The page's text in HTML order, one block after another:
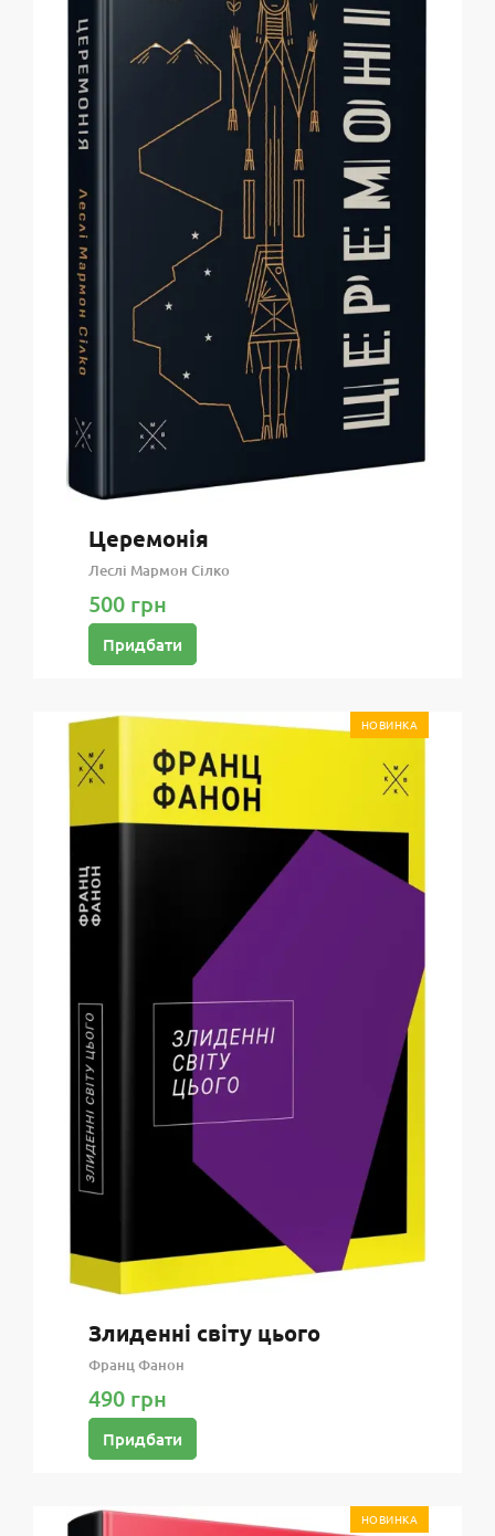
Церемонія
Леслі Мармон Сілко
500 грн
Придбати
НОВИНКА
Злиденні світу цього
Франц Фанон
490 грн
Придбати
НОВИНКА